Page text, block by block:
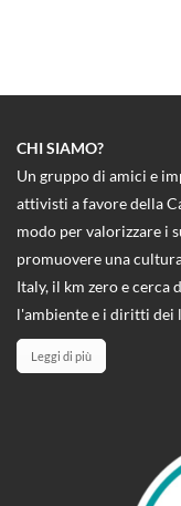
CHI SIAMO?
Un gruppo di amici e
attivisti a favore della
modo per valorizzare i
promuovere una
Italy, il km zero e cerca
l'ambiente e i diritti dei
Leggi di più